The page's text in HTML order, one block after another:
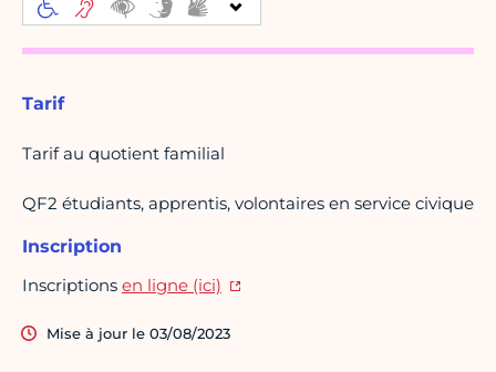
Tarif
Tarif au quotient familial
QF2 étudiants, apprentis, volontaires en service civique
Inscription
Inscriptions en ligne (ici)
Mise à jour le 03/08/2023